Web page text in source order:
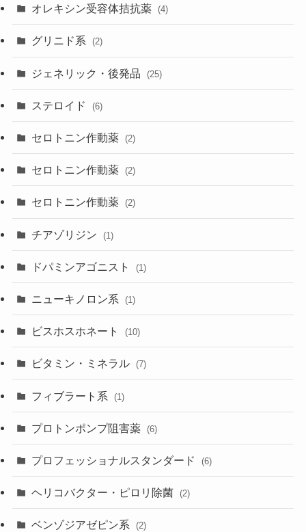
オレキシン受容体拮抗薬 (4)
グリニド系 (2)
ジェネリック・後発品 (25)
ステロイド (6)
セロトニン作動薬 (2)
セロトニン作動薬 (2)
セロトニン作動薬 (2)
チアゾリジン (1)
ドパミンアゴニスト (1)
ニューキノロン系 (1)
ビスホスホネート (10)
ビタミン・ミネラル (7)
フィブラート系 (1)
プロトンポンプ阻害薬 (6)
プロフェッショナルスタンダード (6)
ヘリコバクター・ピロリ除菌 (2)
ベンゾジアゼピン系 (2)